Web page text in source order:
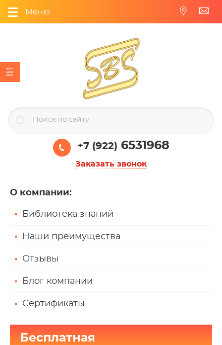
Меню
+7 (922) 6531968
Заказать звонок
О компании:
Библиотека знаний
Наши преимущества
Отзывы
Блог компании
Сертификаты
Бесплатная